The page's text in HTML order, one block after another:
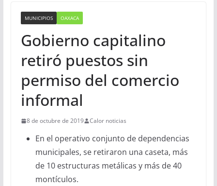
MUNICIPIOS OAXACA
Gobierno capitalino
retiró puestos sin
permiso del comercio
informal
8 de octubre de 2019 Calor noticias
En el operativo conjunto de dependencias
municipales, se retiraron una caseta, más
de 10 estructuras metálicas y más de 40
montículos.